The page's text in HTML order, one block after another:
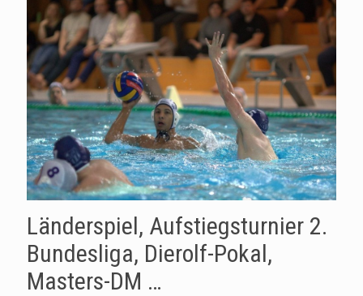
Länderspiel, Aufstiegsturnier 2.
Bundesliga, Dierolf-Pokal,
Masters-DM …